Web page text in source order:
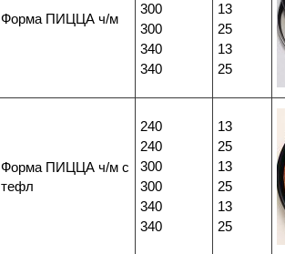
Форма ПИЦЦА ч/м
300
300
340
340
13
25
13
25
Форма ПИЦЦА ч/м с
тефл
240
240
300
300
340
340
13
25
13
25
13
25